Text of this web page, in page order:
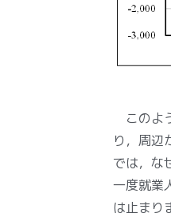
このよ
り，周辺
では，な
一度就業
は止まり